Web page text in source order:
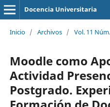
Docencia Universitaria
Inicio / Archivos / Vol. 11
Moodle como
Actividad
Postgrado.